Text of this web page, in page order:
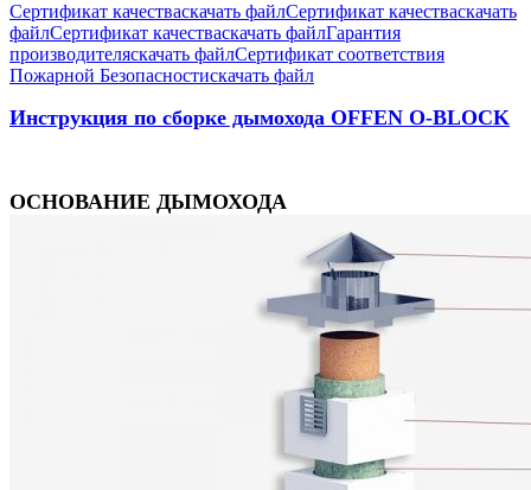
Сертификат качестваскачать файлСертификат качестваскачать
файлСертификат качестваскачать файлГарантия
производителяскачать файлСертификат соответствия
Пожарной Безопасностискачать файл
Инструкция по сборке дымохода OFFEN O-BLOCK
ОСНОВАНИЕ ДЫМОХОДА